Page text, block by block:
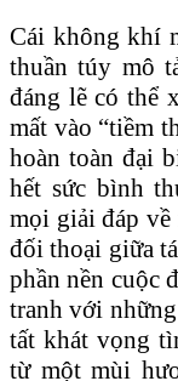
Cái không khí
thuần túy mô
đáng lẽ có thể
mất vào “tiềm
hoàn toàn đại
hết sức bình
mọi giải đáp về
đối thoại giữa
phần nền cuộc
tranh với
tất khát vọng
từ một mùi